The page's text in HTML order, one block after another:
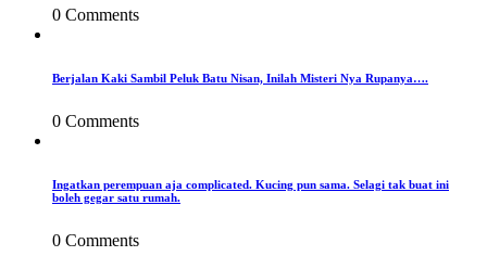
0 Comments
Berjalan Kaki Sambil Peluk Batu Nisan, Inilah Misteri Nya Rupanya….
0 Comments
Ingatkan perempuan aja complicated. Kucing pun sama. Selagi tak buat ini
boleh gegar satu rumah.
0 Comments